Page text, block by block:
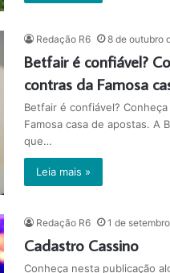
Redação R6 8 de outubro
Betfair é confiável?
contras da Famosa
Betfair é confiável?
Famosa casa de apostas. A
que…
Leia mais »
Redação R6 1 de
Cadastro Cassino
Conheça nesta publicação